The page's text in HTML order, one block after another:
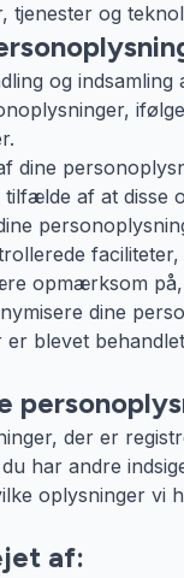
og
og
dine
af at
opmærksom
dine
blevet
der er
har andre
oplysninger vi
af: